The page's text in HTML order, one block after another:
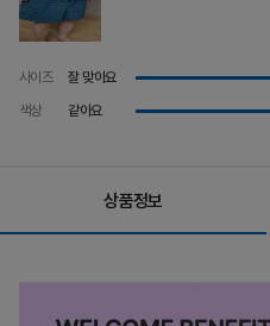
사이즈 잘 맞아요
색상
같아요
상품정보